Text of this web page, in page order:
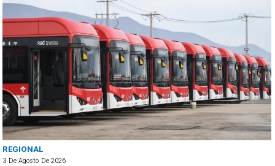
REGIONAL
3 De Agosto De 2026